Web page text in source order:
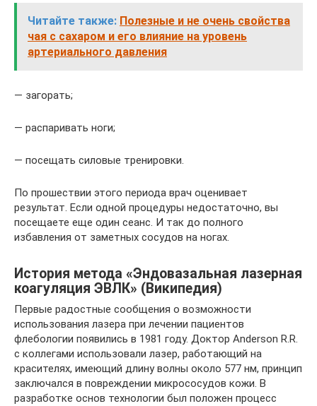
Читайте также: Полезные и не очень свойства
чая с сахаром и его влияние на уровень
артериального давления
— загорать;
— распаривать ноги;
— посещать силовые тренировки.
По прошествии этого периода врач оценивает
результат. Если одной процедуры недостаточно, вы
посещаете еще один сеанс. И так до полного
избавления от заметных сосудов на ногах.
История метода «Эндовазальная лазерная
коагуляция ЭВЛК» (Википедия)
Первые радостные сообщения о возможности
использования лазера при лечении пациентов
флебологии появились в 1981 году. Доктор Anderson R.R.
с коллегами использовали лазер, работающий на
красителях, имеющий длину волны около 577 нм, принцип
заключался в повреждении микрососудов кожи. В
разработке основ технологии был положен процесс